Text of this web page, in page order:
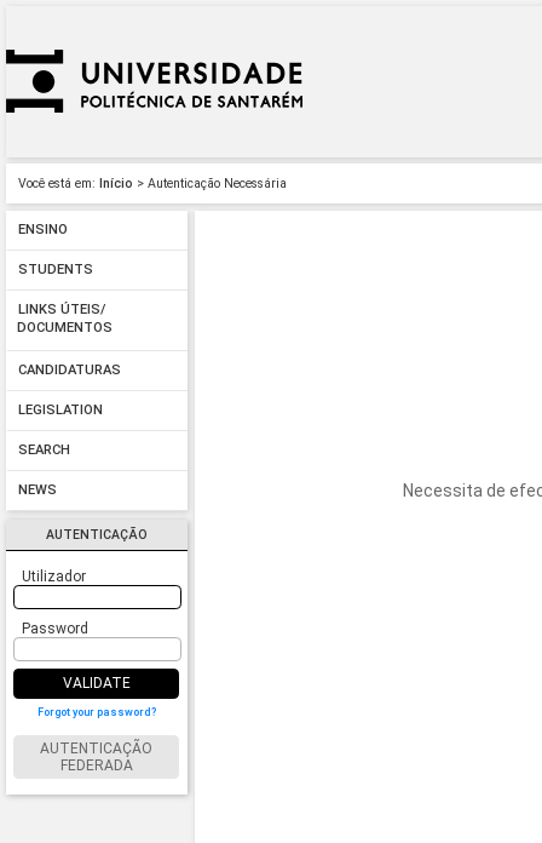
Você está em: Início > Autenticação Necessária
ENSINO
STUDENTS
LINKS ÚTEIS/
DOCUMENTOS
CANDIDATURAS
LEGISLATION
SEARCH
NEWS
AUTENTICAÇÃO
Utilizador
Password
VALIDATE
Forgot your password?
AUTENTICAÇÃO
FEDERADA
Necessita de